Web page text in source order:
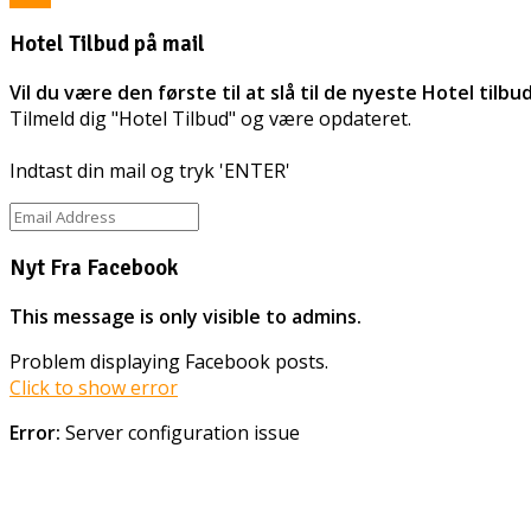
Hotel Tilbud på mail
Vil du være den første til at slå til de nyeste Hotel
Tilmeld dig "Hotel Tilbud" og være opdateret.
Indtast din mail og tryk 'ENTER'
Nyt Fra Facebook
This message is only visible to admins.
Problem displaying Facebook posts.
Click to show error
Error: Server configuration issue